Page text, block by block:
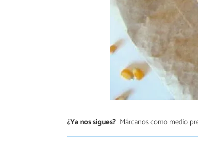
¿Ya nos sigues? Márcanos como medio